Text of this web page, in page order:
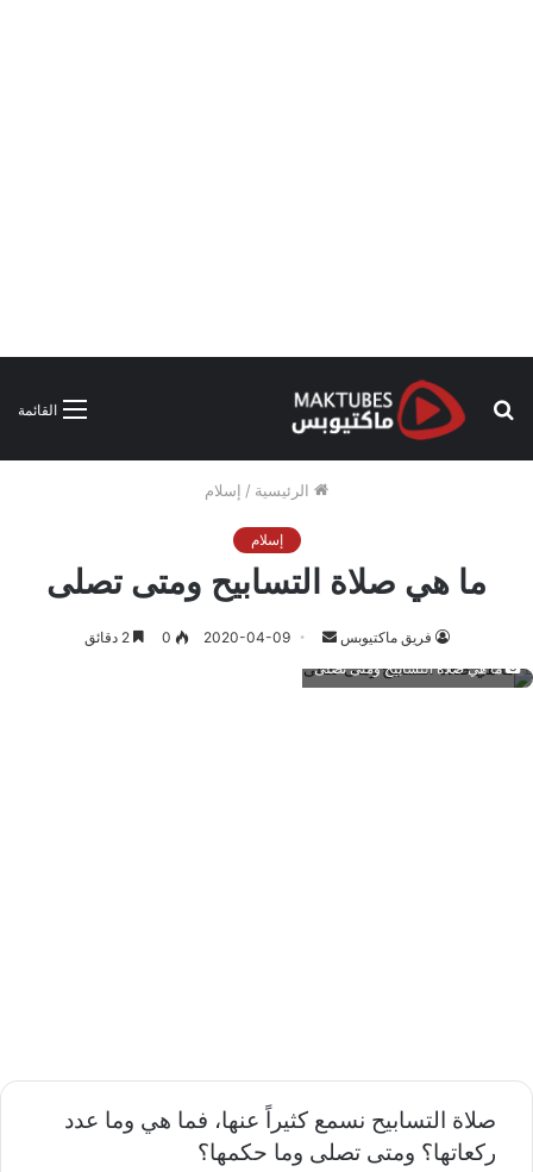
القائمة
بحث
الرئيسية / إسلام
إسلام
ما هي صلاة التسابيح ومتى تصلى
فريق ماكتيوبس
أرسل
إلكترونيا
2020-04-09
0 2 دقائق
ما هي صلاة التسابيح ومتى تصلى
صلاة التسابيح نسمع كثيراً عنها، فما هي وما عدد
ركعاتها؟ ومتى تصلى وما حكمها؟